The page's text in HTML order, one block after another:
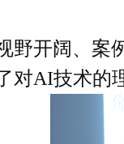
开阔、案
对AI技术的